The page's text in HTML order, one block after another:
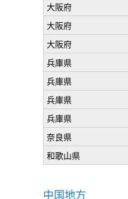
大阪府
大阪府
大阪府
兵庫県
兵庫県
兵庫県
兵庫県
奈良県
和歌山県
中国地方